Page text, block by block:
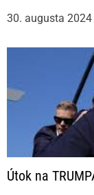
30. augusta 2024
Útok na